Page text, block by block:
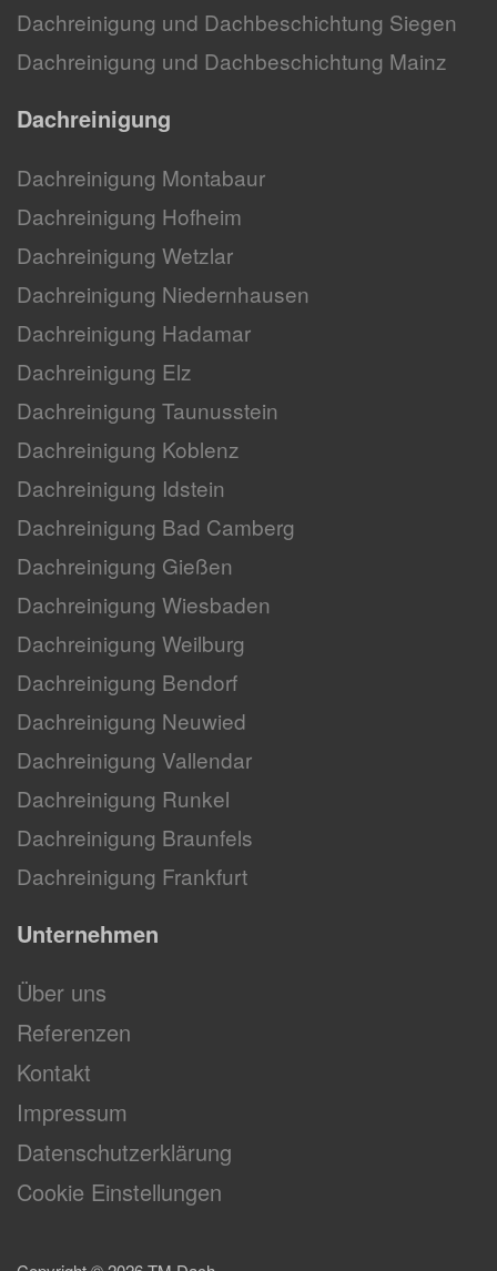
Dachreinigung und Dachbeschichtung Siegen
Dachreinigung und Dachbeschichtung Mainz
Dachreinigung
Dachreinigung Montabaur
Dachreinigung Hofheim
Dachreinigung Wetzlar
Dachreinigung Niedernhausen
Dachreinigung Hadamar
Dachreinigung Elz
Dachreinigung Taunusstein
Dachreinigung Koblenz
Dachreinigung Idstein
Dachreinigung Bad Camberg
Dachreinigung Gießen
Dachreinigung Wiesbaden
Dachreinigung Weilburg
Dachreinigung Bendorf
Dachreinigung Neuwied
Dachreinigung Vallendar
Dachreinigung Runkel
Dachreinigung Braunfels
Dachreinigung Frankfurt
Unternehmen
Über uns
Referenzen
Kontakt
Impressum
Datenschutzerklärung
Cookie Einstellungen